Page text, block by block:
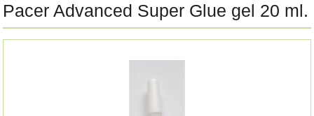
Pacer Advanced Super Glue gel 20 ml.